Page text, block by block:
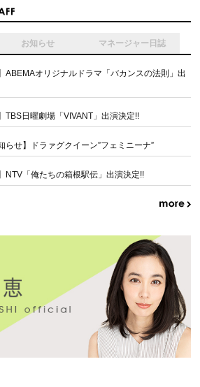
お知らせ マネージャー日誌
ABEMAオリジナルドラマ「バカンスの法則」出
TBS日曜劇場「VIVANT」出演決定!!
らせ】ドラァグクイーン”フェミニーナ”
NTV「俺たちの箱根駅伝」出演決定!!